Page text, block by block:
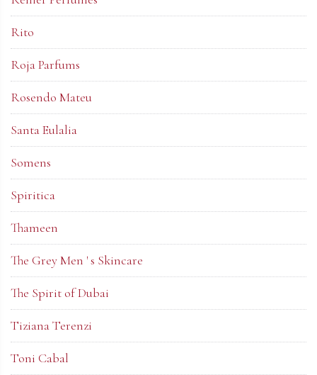
Rito
Roja Parfums
Rosendo Mateu
Santa Eulalia
Somens
Spiritica
Thameen
The Grey Men ' s Skincare
The Spirit of Dubai
Tiziana Terenzi
Toni Cabal